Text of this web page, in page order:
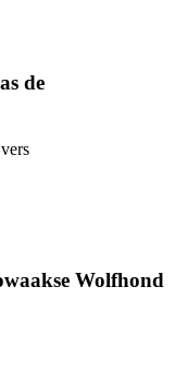
de
Wolfhond